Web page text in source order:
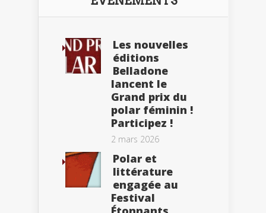
Les nouvelles
éditions
Belladone
lancent le
Grand prix du
polar féminin !
Participez !
2 mars 2026
Polar et
littérature
engagée au
Festival